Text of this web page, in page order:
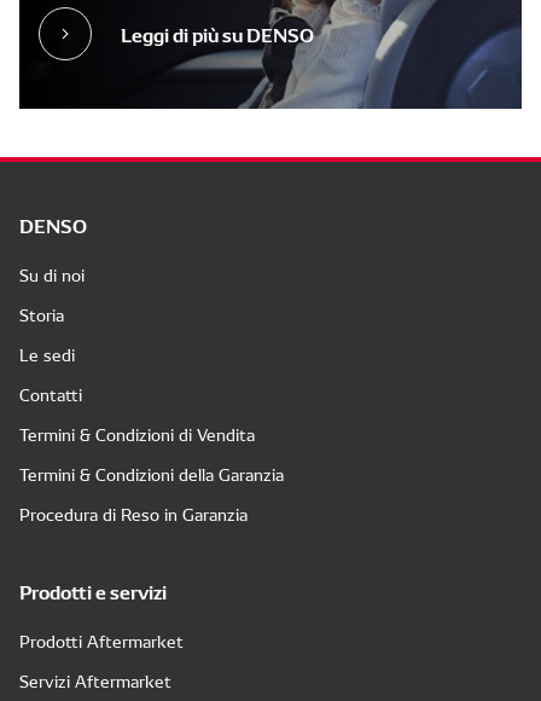
Leggi di più su DENSO
DENSO
Su di noi
Storia
Le sedi
Contatti
Termini & Condizioni di Vendita
Termini & Condizioni della Garanzia
Procedura di Reso in Garanzia
Prodotti e servizi
Prodotti Aftermarket
Servizi Aftermarket